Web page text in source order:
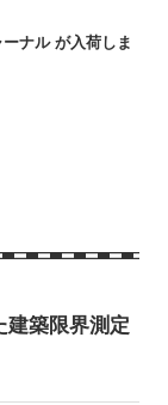
ナル が入荷しま